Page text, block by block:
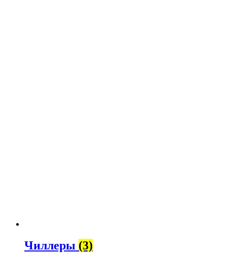
Чиллеры (3)